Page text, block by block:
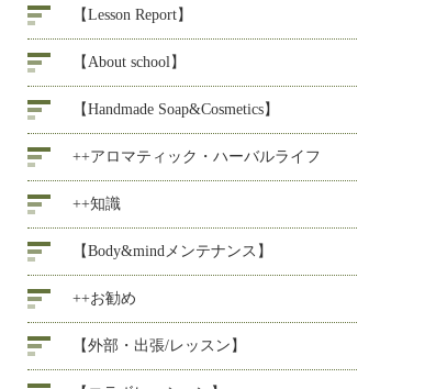
【Lesson Report】
【About school】
【Handmade Soap&Cosmetics】
++アロマティック・ハーバルライフ
++知識
【Body&mindメンテナンス】
++お勧め
【外部・出張/レッスン】